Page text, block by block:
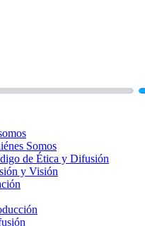
Somos
de Ética y Difusión
y Visión